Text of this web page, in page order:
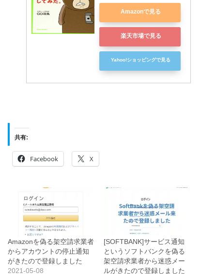
Amazonで見る
楽天市場で見る
Yahoo!ショッピングで見る
共有:
Facebook X
Amazonを偽る架空請求業者
からアカウントの停止通知
がきたので登録しました
2021-05-08
[SOFTBANK]サービス通知
というソフトバンクを偽る
架空請求業者から迷惑メー
ルがきたので登録しました